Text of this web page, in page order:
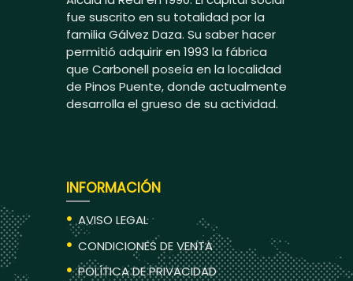
fue suscrito en su totalidad por la
familia Gálvez Daza. Su saber hacer
permitió adquirir en 1993 la fábrica
que Carbonell poseía en la localidad
de Pinos Puente, donde actualmente
desarrolla el grueso de su actividad.
INFORMACIÓN
AVISO LEGAL
CONDICIONES DE VENTA
POLÍTICA DE PRIVACIDAD